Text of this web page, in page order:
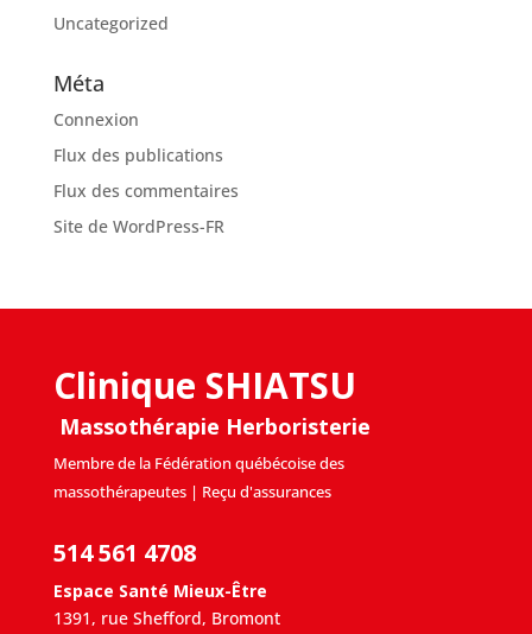
Uncategorized
Méta
Connexion
Flux des publications
Flux des commentaires
Site de WordPress-FR
Clinique SHIATSU
Massothérapie Herboristerie
Membre de la Fédération québécoise des
massothérapeutes | Reçu d'assurances
514 561 4708
Espace Santé Mieux-Être
1391, rue Shefford, Bromont